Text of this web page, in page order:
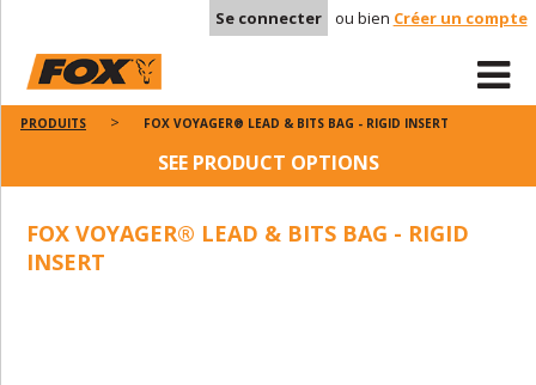
Se connecter ou bien Créer un compte
PRODUITS FOX VOYAGER® LEAD & BITS BAG - RIGID INSERT
SEE PRODUCT OPTIONS
FOX VOYAGER® LEAD & BITS BAG - RIGID
INSERT